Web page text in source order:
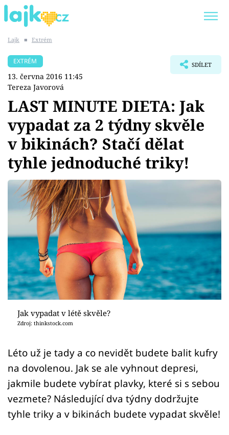
SHOPAHOLICADEL
Témata
Showbyznys
Youtubeři
Virály
Sex a vztahy
Videa
Sledujte prima+
Přihlášení
Sledujte nás
Lajk ■ Extrém
EXTRÉM
13. června 2016 11:45
Tereza Javorová
SDÍLET
LAST MINUTE DIETA: Jak
vypadat za 2 týdny skvěle
v bikinách? Stačí dělat
tyhle jednoduché triky!
Jak vypadat v létě skvěle?
Zdroj: thinkstock.com
Léto už je tady a co nevidět budete balit kufry
na dovolenou. Jak se ale vyhnout depresi,
jakmile budete vybírat plavky, které si s sebou
vezmete? Následující dva týdny dodržujte
tyhle triky a v bikinách budete vypadat skvěle!